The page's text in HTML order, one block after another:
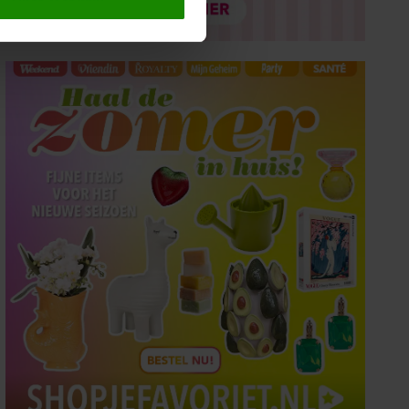
partners voor social
die u aan ze heeft
met onze cookies als u